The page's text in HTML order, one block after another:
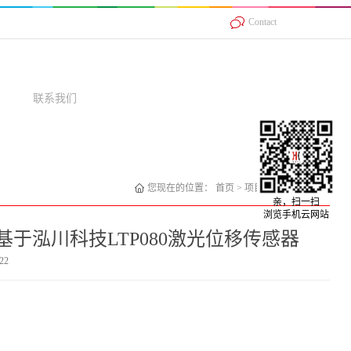
Contact
联系我们
您现在的位置： 首页 > 项目案例 > 激光位移
泓川科技LTP080激光位移传感器
亲，扫一扫
浏览手机云网站